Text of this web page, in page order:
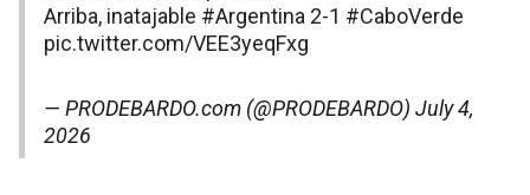
Arriba, inatajable #Argentina 2-1 #CaboVerde
pic.twitter.com/VEE3yeqFxg
— PRODEBARDO.com (@PRODEBARDO) July 4,
2026